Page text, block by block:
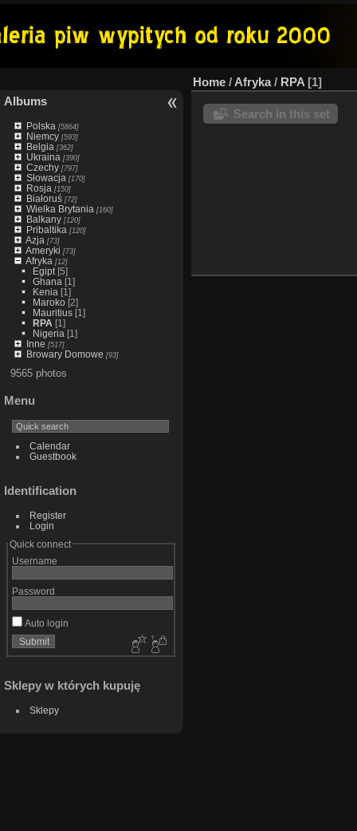
Albums
Polska [5864]
Niemcy[593]
Belgia [362]
Ukraina [390]
Czechy[797]
Słowacja [170]
Rosja [150]
Białoruś[72]
Wielka Brytania [160]
Balkany[120]
Pribaltika [120]
Azja [73]
Ameryki [73]
Afryka [12]
Egipt[5]
Ghana [1]
Kenia [1]
Maroko[2]
Mauritius[1]
RPA [1]
Nigeria [1]
Inne [517]
Browary Domowe [93]
9565 photos
Menu
Calendar
Guestbook
Identification
Register
Login
Quick connect
Username
Password
Auto login
Sklepy w których kupuję
Sklepy
Home / Afryka/ RPA 1
Search in this set